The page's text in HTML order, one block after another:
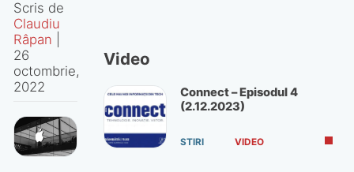
Scris de
Claudiu
Râpan
26
octombrie,
2022
Video
Connect – Episodul 4
(2.12.2023)
STIRI VIDEO